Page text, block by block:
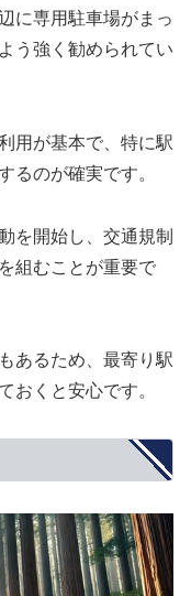
に専用駐車場がまっ
う強く勧められてい
用が基本で、特に駅
るのが確実です。
を開始し、交通規制
組むことが重要で
あるため、最寄り駅
おくと安心です。